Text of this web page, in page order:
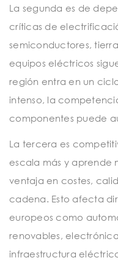
La segunda es de
críticas de
semiconductores,
equipos eléctricos
región entra en un
intenso, la
componentes puede
La tercera es
escala más y aprende
ventaja en costes,
cadena. Esto afecta
europeos como
renovables,
infraestructura